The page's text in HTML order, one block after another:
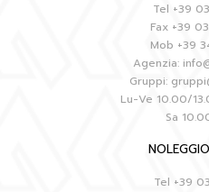
Tel +39
Fax +39
Mob +39
Agenzia:
Gruppi:
Lu-Ve 10.00/
Sa
Tel +39